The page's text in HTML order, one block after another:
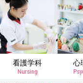
看護学科
Nursing
心